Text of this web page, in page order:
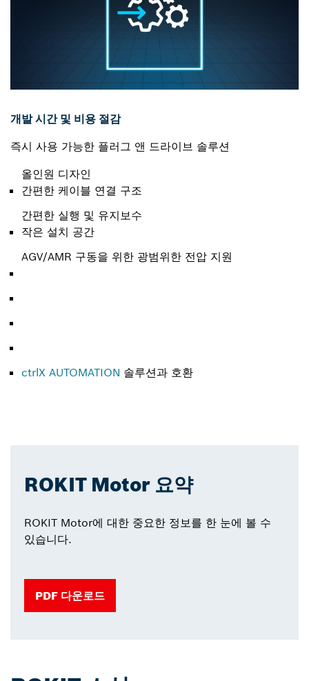
개발 시간 및 비용 절감
즉시 사용 가능한 플러그 앤 드라이브 솔루션
올인원 디자인
간편한 케이블 연결 구조
간편한 실행 및 유지보수
작은 설치 공간
AGV/AMR 구동을 위한 광범위한 전압 지원
ctrlX AUTOMATION 솔루션과 호환
ROKIT Motor 요약
ROKIT Motor에 대한 중요한 정보를 한 눈에 볼 수
있습니다.
PDF 다운로드